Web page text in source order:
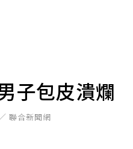
子包皮潰爛
聯合新聞網